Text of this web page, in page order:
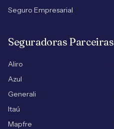
Seguro Empresarial
Seguradoras Parceiras
Aliro
Azul
Generali
Itaú
Mapfre